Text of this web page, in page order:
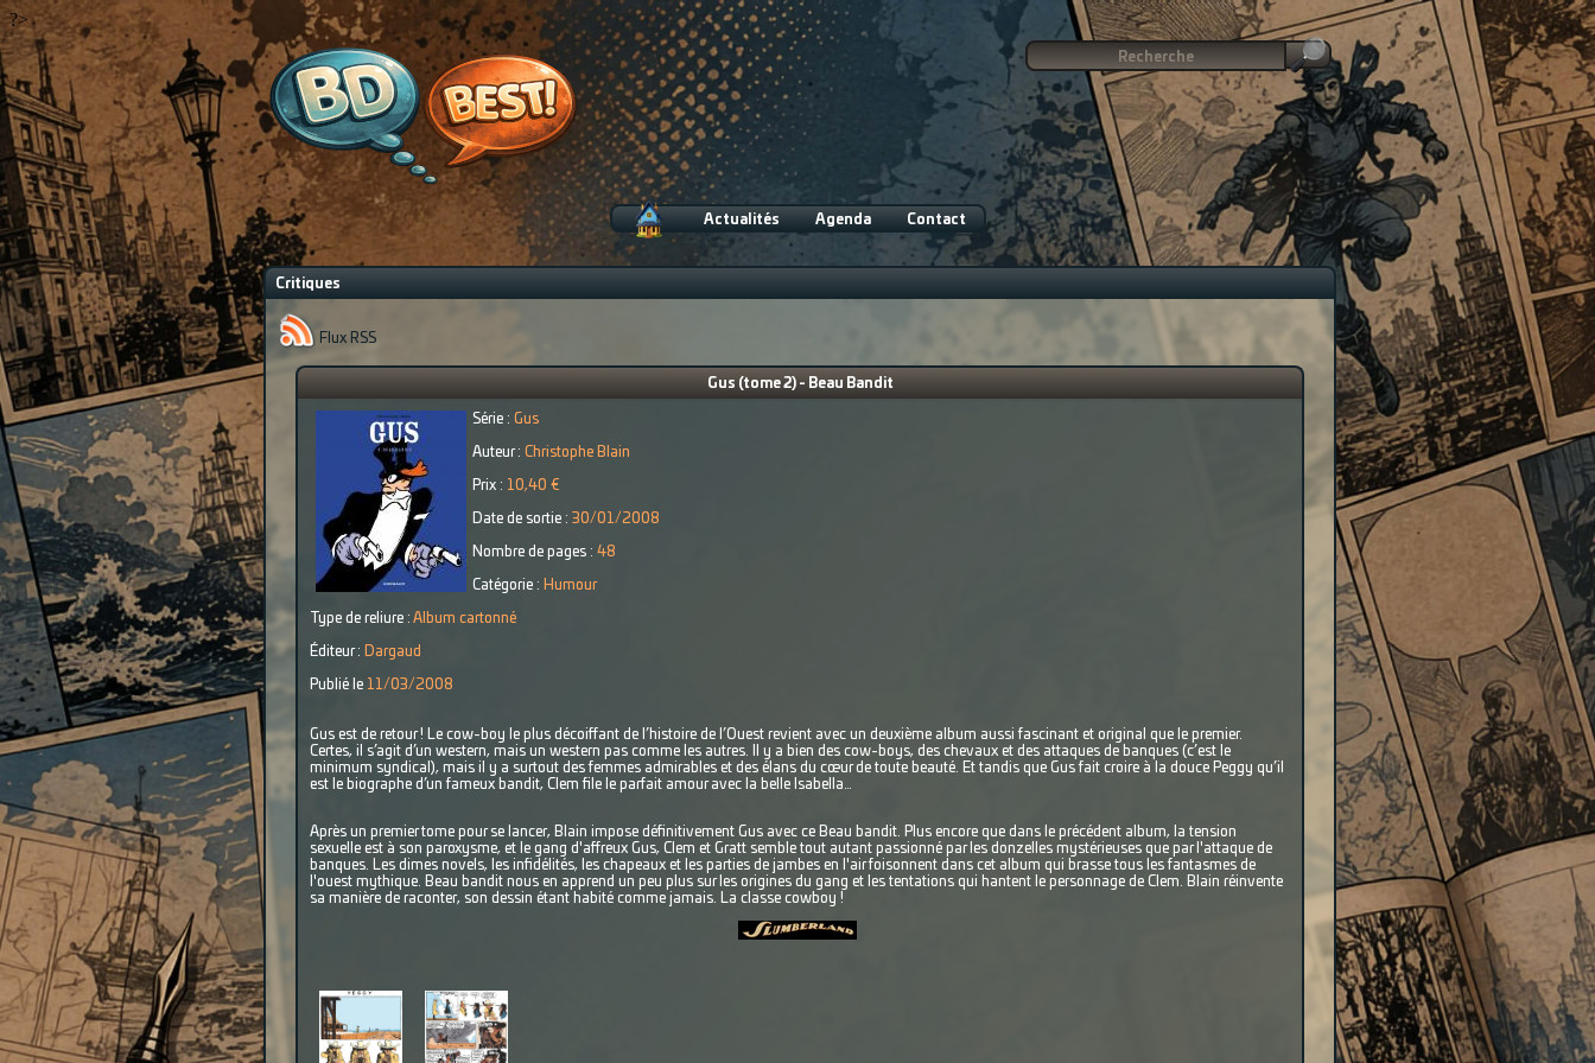
?>
Actualités Agenda Contact
Critiques
Flux RSS
Gus (tome 2) - Beau Bandit
Série : Gus
Auteur : Christophe Blain
Prix : 10,40 €
Date de sortie : 30/01/2008
Nombre de pages : 48
Catégorie : Humour
Type de reliure : Album cartonné
Éditeur : Dargaud
Publié le 11/03/2008
Gus est de retour ! Le cow-boy le plus décoiffant de l’histoire de l’Ouest revient avec un deuxième album aussi fascinant et original que le premier.
Certes, il s’agit d’un western, mais un western pas comme les autres. Il y a bien des cow-boys, des chevaux et des attaques de banques (c’est le
minimum syndical), mais il y a surtout des femmes admirables et des élans du cœur de toute beauté. Et tandis que Gus fait croire à la douce Peggy qu’il
est le biographe d’un fameux bandit, Clem file le parfait amour avec la belle Isabella…
Après un premier tome pour se lancer, Blain impose définitivement Gus avec ce Beau bandit. Plus encore que dans le précédent album, la tension
sexuelle est à son paroxysme, et le gang d'affreux Gus, Clem et Gratt semble tout autant passionné par les donzelles mystérieuses que par l'attaque de
banques. Les dimes novels, les infidélités, les chapeaux et les parties de jambes en l'air foisonnent dans cet album qui brasse tous les fantasmes de
l'ouest mythique. Beau bandit nous en apprend un peu plus sur les origines du gang et les tentations qui hantent le personnage de Clem. Blain réinvente
sa manière de raconter, son dessin étant habité comme jamais. La classe cowboy !